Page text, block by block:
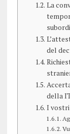
La
del
della
I vostri